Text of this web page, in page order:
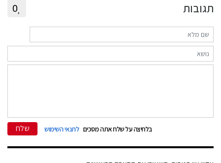
תגובות 0
בלחיצה על שלח אתה מסכים לתנאי השימוש שלח